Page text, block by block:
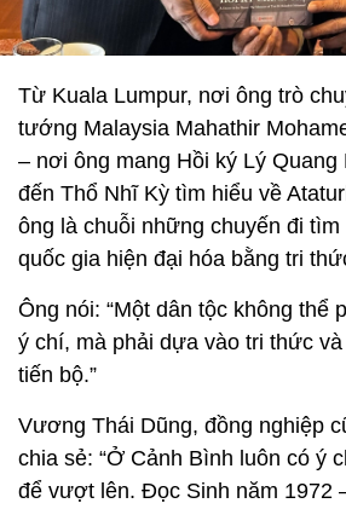
Từ Kuala Lumpur, nơi ông trò
tướng Malaysia Mahathir
– nơi ông mang Hồi ký Lý Quang
đến Thổ Nhĩ Kỳ tìm hiểu về
ông là chuỗi những chuyến đi tìm
quốc gia hiện đại hóa bằng tri
Ông nói: “Một dân tộc không thể
ý chí, mà phải dựa vào tri thức
tiến bộ.”
Vương Thái Dũng, đồng nghiệp
chia sẻ: “Ở Cảnh Bình luôn có ý
để vượt lên. Đọc Sinh năm 1972